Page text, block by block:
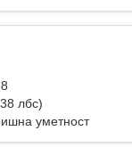
лбс)
уметност